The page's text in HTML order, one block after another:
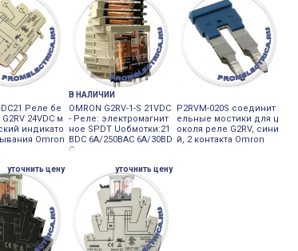
DC21 Реле бе
24VDC м
индикато
Omron
В НАЛИЧИИ
OMRON G2RV-1-S 21VDC
- Реле: электромагнит
ное SPDT Uобмотки:21
ВDC 6A/250ВAC 6A/30ВD
C
P2RVM-020S соединит
ельные мостики для ц
околя реле G2RV, сини
й, 2 контакта Omron
уточнить цену уточнить цену